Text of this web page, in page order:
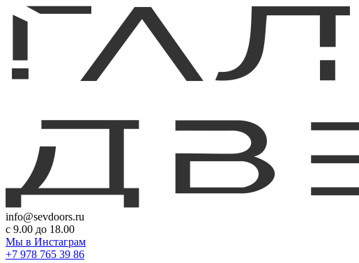
info@sevdoors.ru
c 9.00 до 18.00
Мы в Инстаграм
+7 978 765 39 86